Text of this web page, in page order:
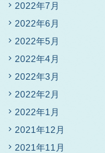
2022年7月
2022年6月
2022年5月
2022年4月
2022年3月
2022年2月
2022年1月
2021年12月
2021年11月